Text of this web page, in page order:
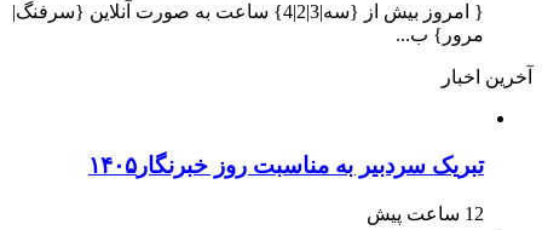
{ امروز بیش از {سه|3|2|4} ساعت به صورت آنلاین {سرفنگ|
مرور} ب...
آخرین اخبار
تبریک سردبیر به مناسبت روز خبرنگار۱۴۰۵
12 ساعت پیش